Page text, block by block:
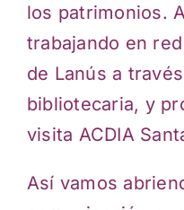
los patrimonios.
trabajando en
de Lanús a
bibliotecaria, y
visita ACDIA
Así vamos